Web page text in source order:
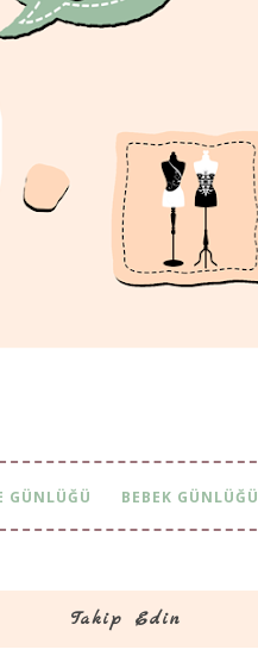
GÜNLÜĞÜ BEBEK GÜNLÜĞÜ
Takip Edin